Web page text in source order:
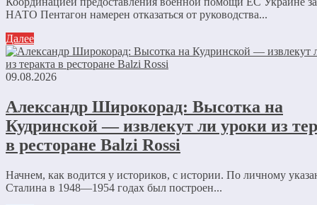
НАТО Пентагон намерен отказаться от руководства...
Далее
09.08.2026
Александр Широкорад: Высотка на
Кудринской — извлекут ли уроки из
в ресторане Balzi Rossi
Начнем, как водится у историков, с истории. По личному
Сталина в 1948—1954 годах был построен...